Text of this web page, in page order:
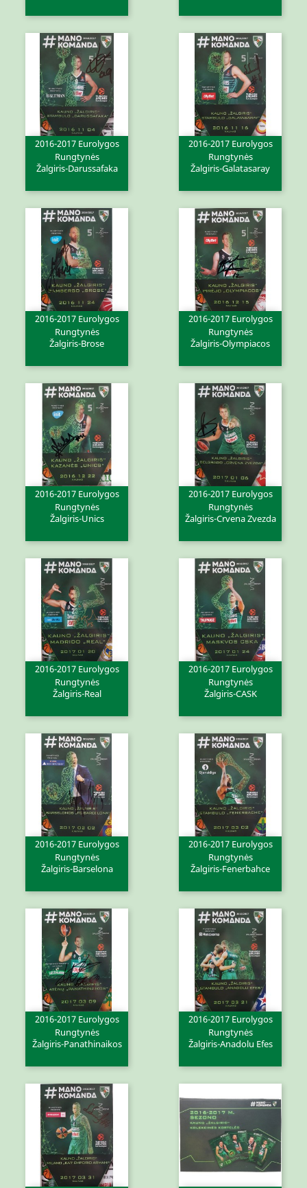
2016-2017 Eurolygos
Rungtynės
Žalgiris-Darussafaka
2016-2017 Eurolygos
Rungtynės
Žalgiris-Galatasaray
2016-2017 Eurolygos
Rungtynės
Žalgiris-Brose
2016-2017 Eurolygos
Rungtynės
Žalgiris-Olympiacos
2016-2017 Eurolygos
Rungtynės
Žalgiris-Unics
2016-2017 Eurolygos
Rungtynės
Žalgiris-Crvena Zvezda
2016-2017 Eurolygos
Rungtynės
Žalgiris-Real
2016-2017 Eurolygos
Rungtynės
Žalgiris-CASK
2016-2017 Eurolygos
Rungtynės
Žalgiris-Barselona
2016-2017 Eurolygos
Rungtynės
Žalgiris-Fenerbahce
2016-2017 Eurolygos
Rungtynės
Žalgiris-Panathinaikos
2016-2017 Eurolygos
Rungtynės
Žalgiris-Anadolu Efes